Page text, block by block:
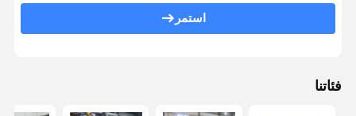
Uncoiler
استمر
فئاتنا